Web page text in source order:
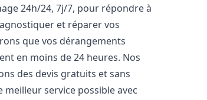
24h/24, 7j/7, pour répondre à
et réparer vos
que vos dérangements
en moins de 24 heures. Nos
des devis gratuits et sans
service possible avec